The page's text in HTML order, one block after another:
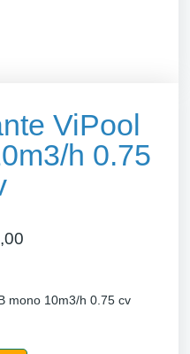
ViPool
h 0.75
mono 10m3/h 0.75 cv